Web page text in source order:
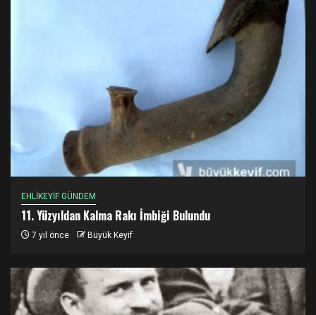
EHLİKEYİF GÜNDEM
11. Yüzyıldan Kalma Rakı İmbiği Bulundu
7 yıl önce Büyük Keyif